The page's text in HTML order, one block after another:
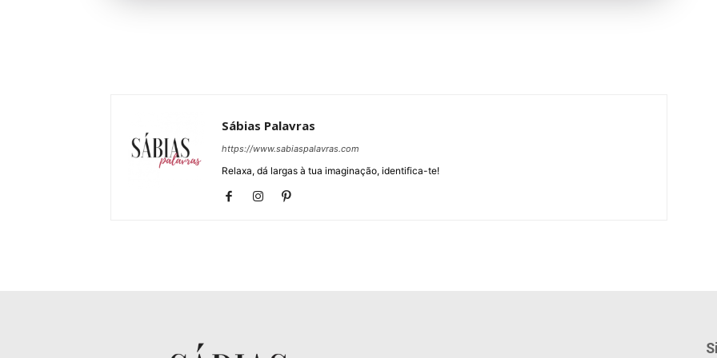
Sábias Palavras
https://www.sabiaspalavras.com
Relaxa, dá largas à tua imaginação, identifica-te!